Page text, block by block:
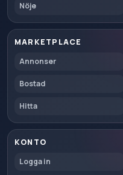
Nöje
MARKETPLACE
Annonser
Bostad
Hitta
KONTO
Logga in